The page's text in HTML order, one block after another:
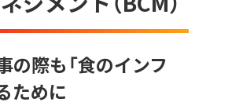
の際も「食のインフ
ために